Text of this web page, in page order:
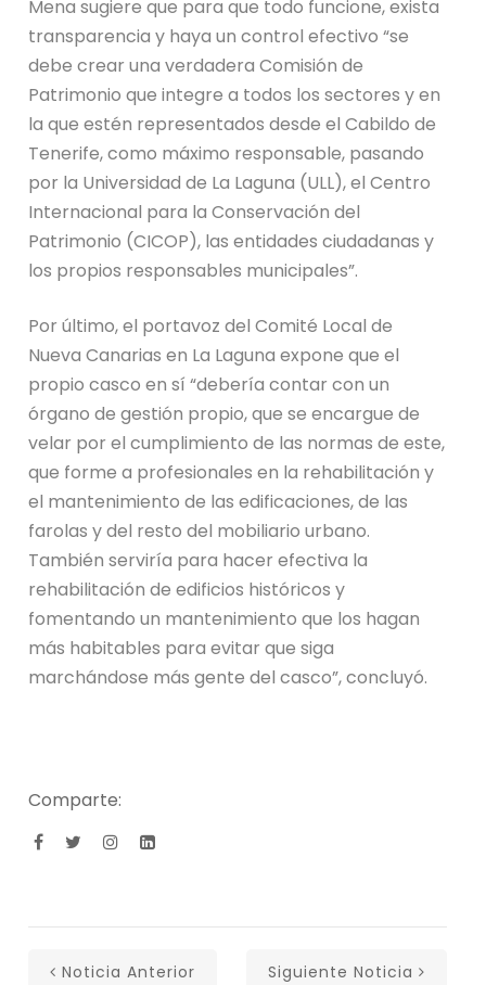
Mena sugiere que para que todo funcione, exista
transparencia y haya un control efectivo “se
debe crear una verdadera Comisión de
Patrimonio que integre a todos los sectores y en
la que estén representados desde el Cabildo de
Tenerife, como máximo responsable, pasando
por la Universidad de La Laguna (ULL), el Centro
Internacional para la Conservación del
Patrimonio (CICOP), las entidades ciudadanas y
los propios responsables municipales”.
Por último, el portavoz del Comité Local de
Nueva Canarias en La Laguna expone que el
propio casco en sí “debería contar con un
órgano de gestión propio, que se encargue de
velar por el cumplimiento de las normas de este,
que forme a profesionales en la rehabilitación y
el mantenimiento de las edificaciones, de las
farolas y del resto del mobiliario urbano.
También serviría para hacer efectiva la
rehabilitación de edificios históricos y
fomentando un mantenimiento que los hagan
más habitables para evitar que siga
marchándose más gente del casco”, concluyó.
Comparte:
Noticia Anterior Siguiente Noticia